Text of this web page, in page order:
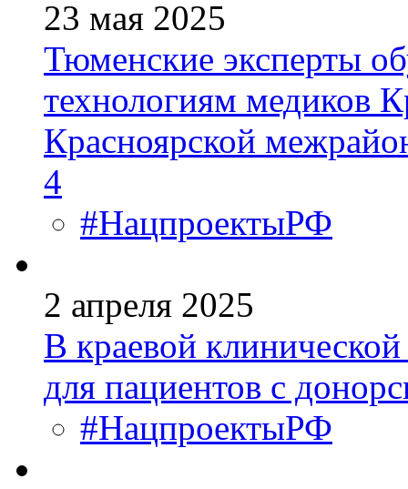
23 мая 2025
Тюменские эксперты
технологиям медиков
Красноярской
4
#НацпроектыРФ
2 апреля 2025
В краевой
для пациентов с
#НацпроектыРФ